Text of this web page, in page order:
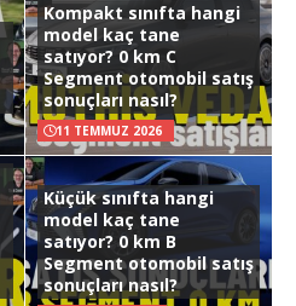
Kompakt sınıfta hangi
model kaç tane
satıyor? 0 km C
Segment otomobil satış
sonuçları nasıl?
11 TEMMUZ 2026
Küçük sınıfta hangi
model kaç tane
satıyor? 0 km B
Segment otomobil satış
sonuçları nasıl?